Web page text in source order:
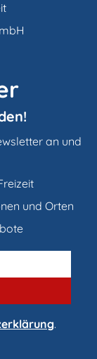
an und
und Orten
.